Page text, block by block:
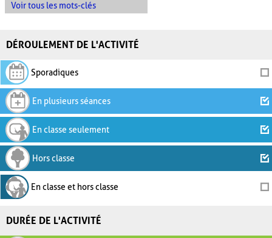
Voir tous les mots-clés
DÉROULEMENT DE L'ACTIVITÉ
Sporadiques
En plusieurs séances
En classe seulement
Hors classe
En classe et hors classe
DURÉE DE L'ACTIVITÉ